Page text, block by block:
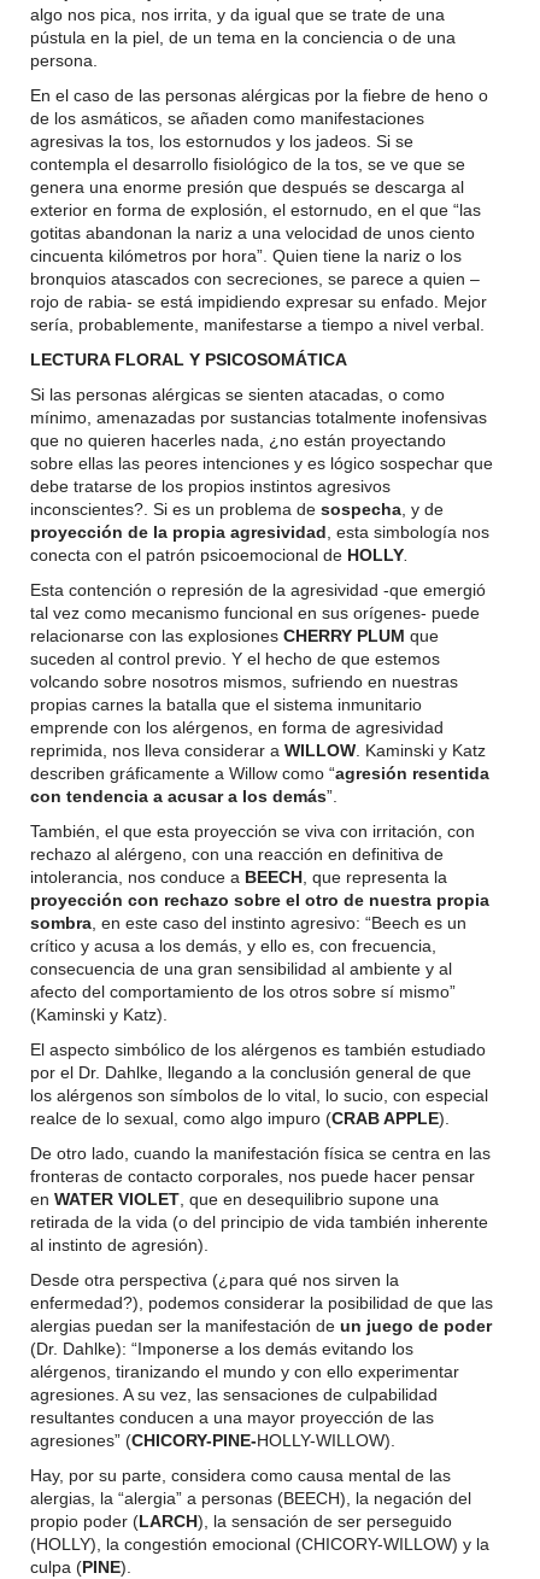
algo nos pica, nos irrita, y da igual que se trate de una
pústula en la piel, de un tema en la conciencia o de una
persona.
En el caso de las personas alérgicas por la fiebre de heno o
de los asmáticos, se añaden como manifestaciones
agresivas la tos, los estornudos y los jadeos. Si se
contempla el desarrollo fisiológico de la tos, se ve que se
genera una enorme presión que después se descarga al
exterior en forma de explosión, el estornudo, en el que “las
gotitas abandonan la nariz a una velocidad de unos ciento
cincuenta kilómetros por hora”. Quien tiene la nariz o los
bronquios atascados con secreciones, se parece a quien –
rojo de rabia- se está impidiendo expresar su enfado. Mejor
sería, probablemente, manifestarse a tiempo a nivel verbal.
LECTURA FLORAL Y PSICOSOMÁTICA
Si las personas alérgicas se sienten atacadas, o como
mínimo, amenazadas por sustancias totalmente inofensivas
que no quieren hacerles nada, ¿no están proyectando
sobre ellas las peores intenciones y es lógico sospechar que
debe tratarse de los propios instintos agresivos
inconscientes?. Si es un problema de sospecha , y de
proyección de la propia agresividad , esta simbología nos
conecta con el patrón psicoemocional de HOLLY
Esta contención o represión de la agresividad -que emergió
tal vez como mecanismo funcional en sus orígenes- puede
relacionarse con las explosiones CHERRY PLUM que
suceden al control previo. Y el hecho de que estemos
volcando sobre nosotros mismos, sufriendo en nuestras
propias carnes la batalla que el sistema inmunitario
emprende con los alérgenos, en forma de agresividad
reprimida, nos lleva considerar a WILLOW . Kaminski y Katz
describen gráficamente a Willow como “agresión resentida
con tendencia a acusar a los demás”.
También, el que esta proyección se viva con irritación, con
rechazo al alérgeno, con una reacción en definitiva de
intolerancia, nos conduce a BEECH , que representa la
proyección con rechazo sobre el otro de nuestra propia
sombra , en este caso del instinto agresivo: “Beech es un
crítico y acusa a los demás, y ello es, con frecuencia,
consecuencia de una gran sensibilidad al ambiente y al
afecto del comportamiento de los otros sobre sí mismo”
(Kaminski y Katz).
El aspecto simbólico de los alérgenos es también estudiado
por el Dr. Dahlke, llegando a la conclusión general de que
los alérgenos son símbolos de lo vital, lo sucio, con especial
realce de lo sexual, como algo impuro (CRAB APPLE).
De otro lado, cuando la manifestación física se centra en las
fronteras de contacto corporales, nos puede hacer pensar
en WATER VIOLET , que en desequilibrio supone una
retirada de la vida (o del principio de vida también inherente
al instinto de agresión).
Desde otra perspectiva (¿para qué nos sirven la
enfermedad?), podemos considerar la posibilidad de que las
alergias puedan ser la manifestación de un juego de poder
(Dr. Dahlke): “Imponerse a los demás evitando los
alérgenos, tiranizando el mundo y con ello experimentar
agresiones. A su vez, las sensaciones de culpabilidad
resultantes conducen a una mayor proyección de las
agresiones” (CHICORY-PINE-HOLLY-WILLOW).
Hay, por su parte, considera como causa mental de las
alergias, la “alergia” a personas (BEECH), la negación del
propio poder (LARCH), la sensación de ser perseguido
(HOLLY), la congestión emocional (CHICORY-WILLOW) y la
culpa (PINE).